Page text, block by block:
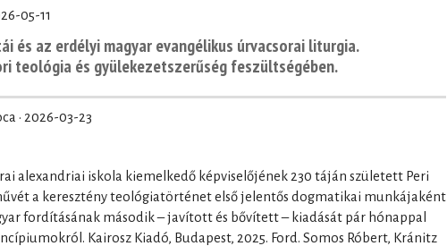
05-11
és az erdélyi magyar evangélikus úrvacsorai liturgia.
teológia és gyülekezetszerűség feszültségében.
· 2026-03-23
alexandriai iskola kiemelkedő képviselőjének 230 táján született Peri
a keresztény teológiatörténet első jelentős dogmatikai munkájaként
fordításának második – javított és bővített – kiadását pár hónappal
Kairosz Kiadó, Budapest, 2025. Ford. Somos Róbert, Kránitz